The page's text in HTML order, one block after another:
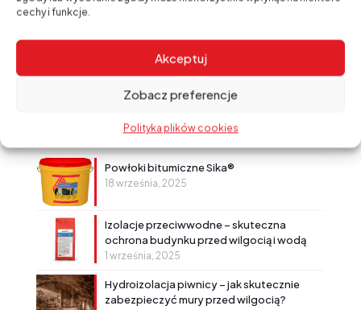
cechy i funkcje.
Akceptuj
Zobacz preferencje
Polityka plików cookies
kompromisów? Postaw na sprawdzone
rozwiązanie!
8 kwietnia, 2026
uszczelniacz i klej do zadań specjalnych
20 listopada, 2025
Powłoki bitumiczne Sika®
18 września, 2025
Izolacje przeciwwodne – skuteczna
ochrona budynku przed wilgocią i wodą
1 września, 2025
Hydroizolacja piwnicy – jak skutecznie
zabezpieczyć mury przed wilgocią?